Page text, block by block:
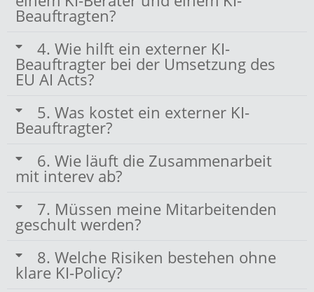
Beauftragten?
4. Wie hilft ein externer KI-
Beauftragter bei der Umsetzung des
EU AI Acts?
5. Was kostet ein externer KI-
Beauftragter?
6. Wie läuft die Zusammenarbeit
mit interev ab?
7. Müssen meine Mitarbeitenden
geschult werden?
8. Welche Risiken bestehen ohne
klare KI-Policy?